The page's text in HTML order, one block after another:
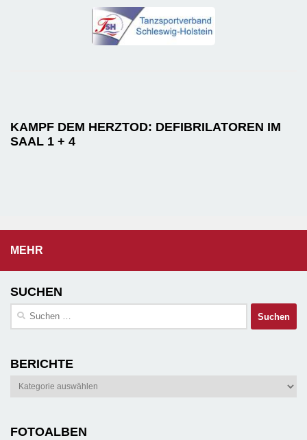
KAMPF DEM HERZTOD: DEFIBRILATOREN IM
SAAL 1 + 4
MEHR
SUCHEN
Suchen
BERICHTE
Berichte
FOTOALBEN